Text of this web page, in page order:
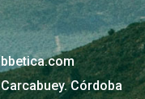
Córdoba